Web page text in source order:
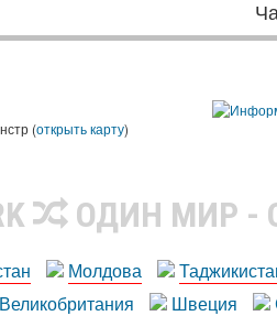
(открыть карту)
ОДИН МИР -
Молдова
Швеция